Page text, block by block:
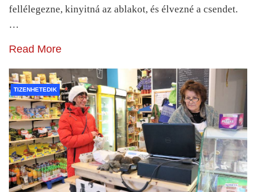
fellélegezne, kinyitná az ablakot, és élvezné a csendet.
…
Read More
TIZENHETEDIK